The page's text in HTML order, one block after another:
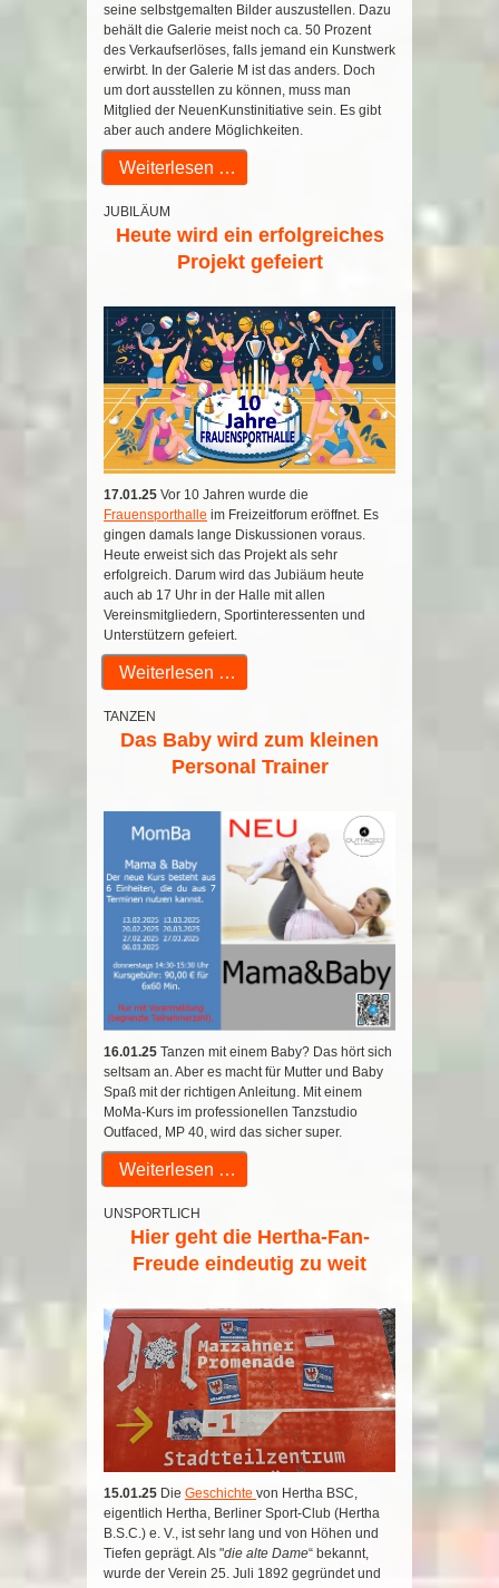
seine selbstgemalten Bilder auszustellen. Dazu
behält die Galerie meist noch ca. 50 Prozent
des Verkaufserlöses, falls jemand ein Kunstwerk
erwirbt. In der Galerie M ist das anders. Doch
um dort ausstellen zu können, muss man
Mitglied der NeuenKunstinitiative sein. Es gibt
aber auch andere Möglichkeiten.
Weiterlesen …
JUBILÄUM
Heute wird ein erfolgreiches
Projekt gefeiert
17.01.25 Vor 10 Jahren wurde die
Frauensporthalle im Freizeitforum eröffnet. Es
gingen damals lange Diskussionen voraus.
Heute erweist sich das Projekt als sehr
erfolgreich. Darum wird das Jubiäum heute
auch ab 17 Uhr in der Halle mit allen
Vereinsmitgliedern, Sportinteressenten und
Unterstützern gefeiert.
Weiterlesen …
TANZEN
Das Baby wird zum kleinen
Personal Trainer
16.01.25 Tanzen mit einem Baby? Das hört sich
seltsam an. Aber es macht für Mutter und Baby
Spaß mit der richtigen Anleitung. Mit einem
MoMa-Kurs im professionellen Tanzstudio
Outfaced, MP 40, wird das sicher super.
Weiterlesen …
UNSPORTLICH
Hier geht die Hertha-Fan-
Freude eindeutig zu weit
15.01.25 Die Geschichte von Hertha BSC,
eigentlich Hertha, Berliner Sport-Club (Hertha
B.S.C.) e. V., ist sehr lang und von Höhen und
Tiefen geprägt. Als "die alte Dame“ bekannt,
wurde der Verein 25. Juli 1892 gegründet und